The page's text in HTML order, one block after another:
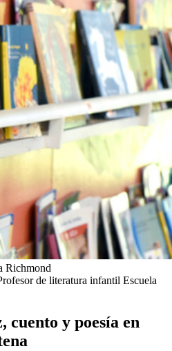
Richmond
de literatura infantil Escuela
cuento y poesía en